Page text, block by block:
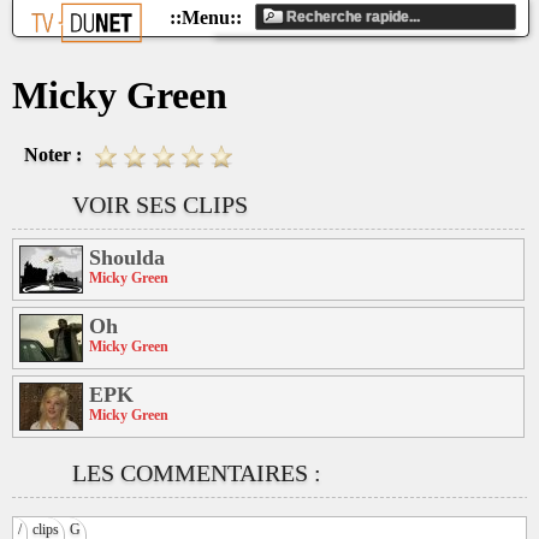
/ clips G
Micky Green
Noter :
VOIR SES CLIPS
Shoulda
Micky Green
Oh
Micky Green
EPK
Micky Green
LES COMMENTAIRES :